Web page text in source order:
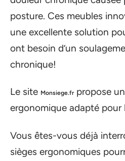
posture. Ces meubles
une excellente solution
ont besoin d’un
chronique!
Le site Monsiege.frpropose
ergonomique adapté pour
Vous êtes-vous déjà
sièges ergonomiques